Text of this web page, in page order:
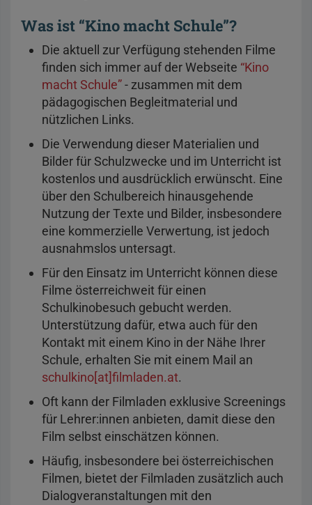
Was ist “Kino macht Schule”?
Die aktuell zur Verfügung stehenden Filme
finden sich immer auf der Webseite “Kino
macht Schule”- zusammen mit dem
pädagogischen Begleitmaterial und
nützlichen Links.
Die Verwendung dieser Materialien und
Bilder für Schulzwecke und im Unterricht ist
kostenlos und ausdrücklich erwünscht. Eine
über den Schulbereich hinausgehende
Nutzung der Texte und Bilder, insbesondere
eine kommerzielle Verwertung, ist jedoch
ausnahmslos untersagt.
Für den Einsatz im Unterricht können diese
Filme österreichweit für einen
Schulkinobesuch gebucht werden.
Unterstützung dafür, etwa auch für den
Kontakt mit einem Kino in der Nähe Ihrer
Schule, erhalten Sie mit einem Mail an
schulkino[at]filmladen.at.
Oft kann der Filmladen exklusive Screenings
für Lehrer:innen anbieten, damit diese den
Film selbst einschätzen können.
Häufig, insbesondere bei österreichischen
Filmen, bietet der Filmladen zusätzlich auch
Dialogveranstaltungen mit den